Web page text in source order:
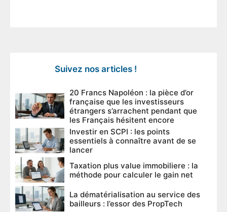
Suivez nos articles !
20 Francs Napoléon : la pièce d’or
française que les investisseurs
étrangers s’arrachent pendant que
les Français hésitent encore
Investir en SCPI : les points
essentiels à connaître avant de se
lancer
Taxation plus value immobiliere : la
méthode pour calculer le gain net
La dématérialisation au service des
bailleurs : l’essor des PropTech